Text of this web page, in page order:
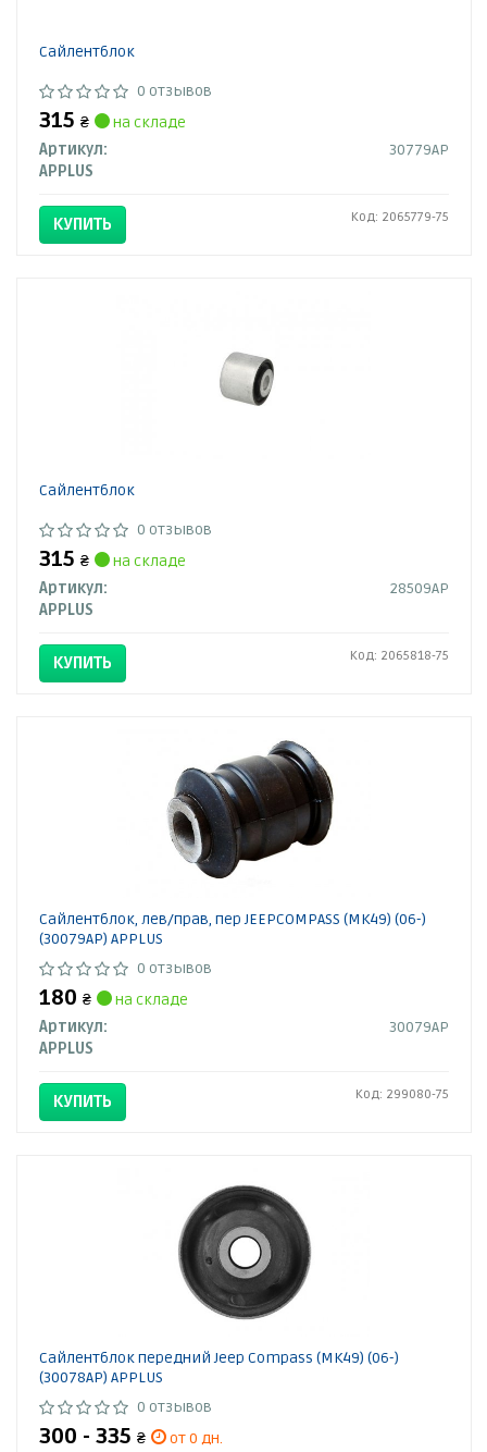
Сайлентблок
0 отзывов
315 ₴
на складе
Артикул:
30779AP
APPLUS
КУПИТЬ Код: 2065779-75
Сайлентблок
0 отзывов
315 ₴
на складе
Артикул:
28509AP
APPLUS
КУПИТЬ Код: 2065818-75
Сайлентблок, лев/прав, пер JEEPCOMPASS (MK49) (06-)
(30079AP) APPLUS
0 отзывов
180 ₴
на складе
Артикул:
30079AP
APPLUS
КУПИТЬ Код: 299080-75
Сайлентблок передний Jeep Compass (MK49) (06-)
(30078AP) APPLUS
0 отзывов
300 - 335 ₴
от 0 дн.